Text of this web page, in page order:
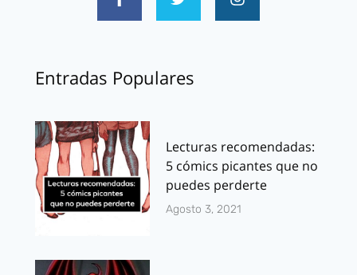
Entradas Populares
Lecturas recomendadas:
5 cómics picantes que no
puedes perderte
Agosto 3, 2021